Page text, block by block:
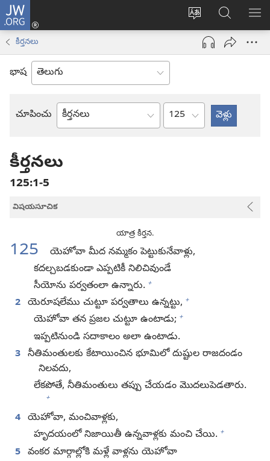
JW.ORG
సైట్
భాష
మార్చండి
లాగిన్
(కొత్త
ఓపెన్‌
JW.ORGలో
వెదకండి
కీర్తనలు
భాష
చూపించు
బైబిలు
అధ్యాయం
కీర్తనలు
125:1-5
విషయసూచిక
యాత్ర కీర్తన.
125
యెహోవా మీద నమ్మకం పెట్టుకునేవాళ్లు,
కదల్చబడకుండా ఎప్పటికీ నిలిచివుండే
సీయోను పర్వతంలా ఉన్నారు. +
2 యెరూషలేము చుట్టూ పర్వతాలు ఉన్నట్టు, +
యెహోవా తన ప్రజల చుట్టూ ఉంటాడు; +
ఇప్పటినుండి సదాకాలం అలా ఉంటాడు.
3 నీతిమంతులకు కేటాయించిన భూమిలో దుష్టుల రాజదండం
నిలవదు,
లేకపోతే, నీతిమంతులు తప్పు చేయడం మొదలుపెడతారు.
+
4 యెహోవా, మంచివాళ్లకు,
హృదయంలో నిజాయితీ ఉన్నవాళ్లకు మంచి చేయి. +
5 వంకర మార్గాల్లోకి మళ్లే వాళ్లను యెహోవా